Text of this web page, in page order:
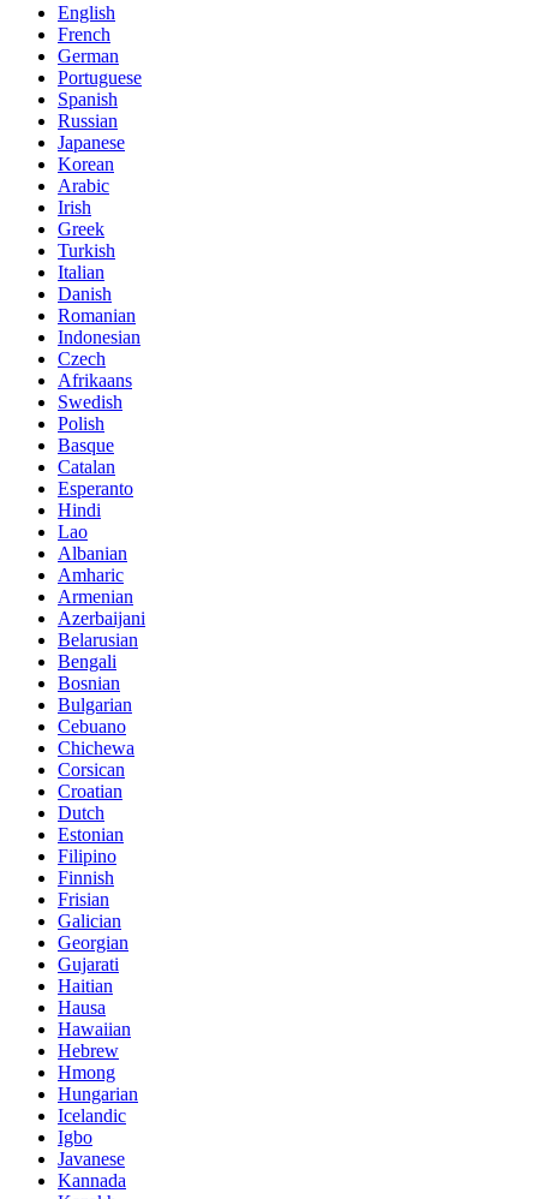
English
French
German
Portuguese
Spanish
Russian
Japanese
Korean
Arabic
Irish
Greek
Turkish
Italian
Danish
Romanian
Indonesian
Czech
Afrikaans
Swedish
Polish
Basque
Catalan
Esperanto
Hindi
Lao
Albanian
Amharic
Armenian
Azerbaijani
Belarusian
Bengali
Bosnian
Bulgarian
Cebuano
Chichewa
Corsican
Croatian
Dutch
Estonian
Filipino
Finnish
Frisian
Galician
Georgian
Gujarati
Haitian
Hausa
Hawaiian
Hebrew
Hmong
Hungarian
Icelandic
Igbo
Javanese
Kannada